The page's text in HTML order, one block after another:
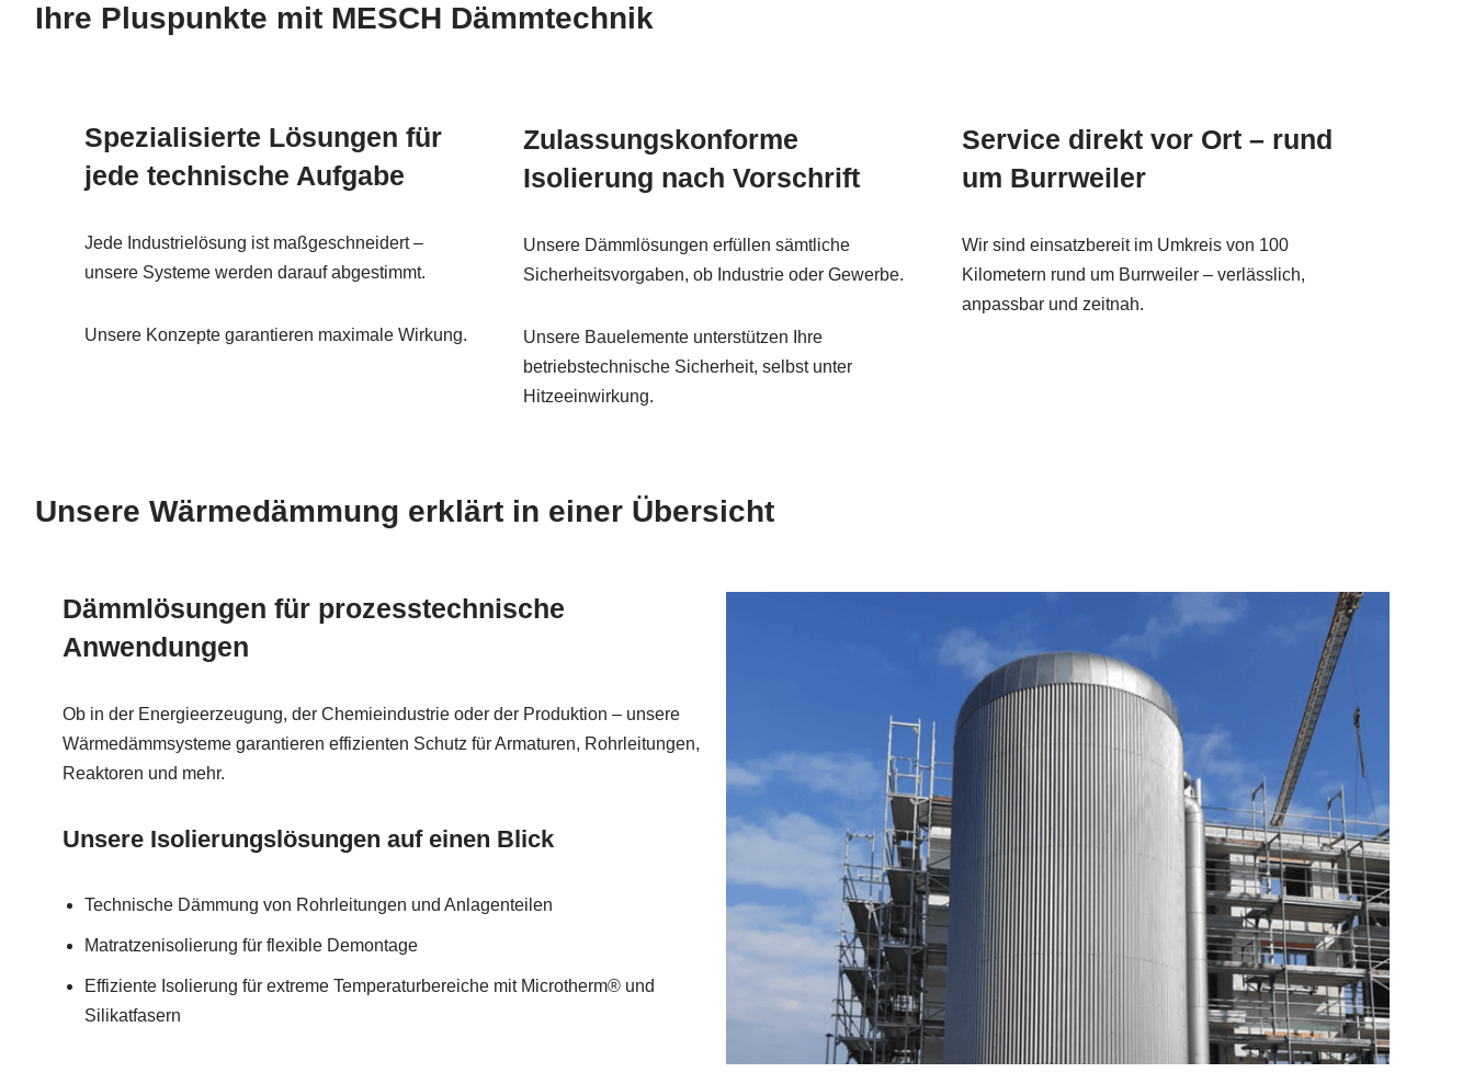
Ihre Pluspunkte mit MESCH Dämmtechnik
Spezialisierte Lösungen für
jede technische Aufgabe
Jede Industrielösung ist maßgeschneidert –
unsere Systeme werden darauf abgestimmt.
Unsere Konzepte garantieren maximale Wirkung.
Zulassungskonforme
Isolierung nach Vorschrift
Unsere Dämmlösungen erfüllen sämtliche
Sicherheitsvorgaben, ob Industrie oder Gewerbe.
Unsere Bauelemente unterstützen Ihre
betriebstechnische Sicherheit, selbst unter
Hitzeeinwirkung.
Service direkt vor Ort – rund
um Burrweiler
Wir sind einsatzbereit im Umkreis von 100
Kilometern rund um Burrweiler – verlässlich,
anpassbar und zeitnah.
Unsere Wärmedämmung erklärt in einer Übersicht
Dämmlösungen für prozesstechnische
Anwendungen
Ob in der Energieerzeugung, der Chemieindustrie oder der Produktion – unsere
Wärmedämmsysteme garantieren effizienten Schutz für Armaturen, Rohrleitungen,
Reaktoren und mehr.
Unsere Isolierungslösungen auf einen Blick
Technische Dämmung von Rohrleitungen und Anlagenteilen
Matratzenisolierung für flexible Demontage
Effiziente Isolierung für extreme Temperaturbereiche mit Microtherm® und
Silikatfasern